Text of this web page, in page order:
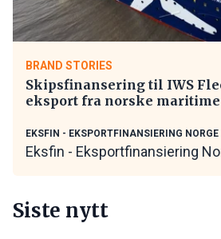
BRAND STORIES
Skipsfinansering til IWS
eksport fra norske
EKSFIN - EKSPORTFINANSIERING NORGE
Eksfin - Eksportfinansiering
Siste nytt